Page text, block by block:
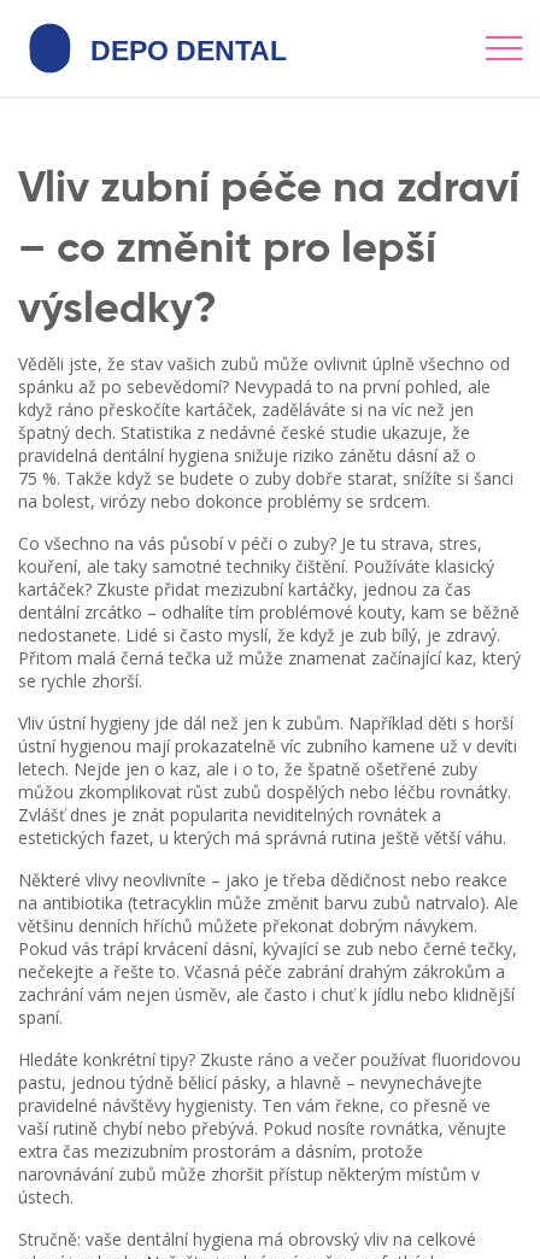
Vliv zubní péče na zdraví
– co změnit pro lepší
výsledky?
Věděli jste, že stav vašich zubů může ovlivnit úplně všechno od
spánku až po sebevědomí? Nevypadá to na první pohled, ale
když ráno přeskočíte kartáček, zaděláváte si na víc než jen
špatný dech. Statistika z nedávné české studie ukazuje, že
pravidelná dentální hygiena snižuje riziko zánětu dásní až o
75 %. Takže když se budete o zuby dobře starat, snížíte si šanci
na bolest, virózy nebo dokonce problémy se srdcem.
Co všechno na vás působí v péči o zuby? Je tu strava, stres,
kouření, ale taky samotné techniky čištění. Používáte klasický
kartáček? Zkuste přidat mezizubní kartáčky, jednou za čas
dentální zrcátko – odhalíte tím problémové kouty, kam se běžně
nedostanete. Lidé si často myslí, že když je zub bílý, je zdravý.
Přitom malá černá tečka už může znamenat začínající kaz, který
se rychle zhorší.
Vliv ústní hygieny jde dál než jen k zubům. Například děti s horší
ústní hygienou mají prokazatelně víc zubního kamene už v devíti
letech. Nejde jen o kaz, ale i o to, že špatně ošetřené zuby
můžou zkomplikovat růst zubů dospělých nebo léčbu rovnátky.
Zvlášť dnes je znát popularita neviditelných rovnátek a
estetických fazet, u kterých má správná rutina ještě větší váhu.
Některé vlivy neovlivníte – jako je třeba dědičnost nebo reakce
na antibiotika (tetracyklin může změnit barvu zubů natrvalo). Ale
většinu denních hříchů můžete překonat dobrým návykem.
Pokud vás trápí krvácení dásní, kývající se zub nebo černé tečky,
nečekejte a řešte to. Včasná péče zabrání drahým zákrokům a
zachrání vám nejen úsměv, ale často i chuť k jídlu nebo klidnější
spaní.
Hledáte konkrétní tipy? Zkuste ráno a večer používat fluoridovou
pastu, jednou týdně bělicí pásky, a hlavně – nevynechávejte
pravidelné návštěvy hygienisty. Ten vám řekne, co přesně ve
vaší rutině chybí nebo přebývá. Pokud nosíte rovnátka, věnujte
extra čas mezizubním prostorám a dásním, protože
narovnávání zubů může zhoršit přístup některým místům v
ústech.
Stručně: vaše dentální hygiena má obrovský vliv na celkové